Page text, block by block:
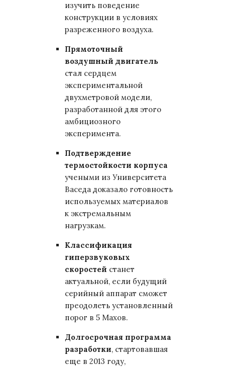
изучить поведение
конструкции в условиях
разреженного воздуха.
Прямоточный
воздушный двигатель
стал сердцем
экспериментальной
двухметровой модели,
разработанной для этого
амбициозного
эксперимента.
Подтверждение
термостойкости корпуса
учеными из Университета
Васеда доказало готовность
используемых материалов
к экстремальным
нагрузкам.
Классификация
гиперзвуковых
скоростей станет
актуальной, если будущий
серийный аппарат сможет
преодолеть установленный
порог в 5 Махов.
Долгосрочная программа
разработки, стартовавшая
еще в 2013 году,